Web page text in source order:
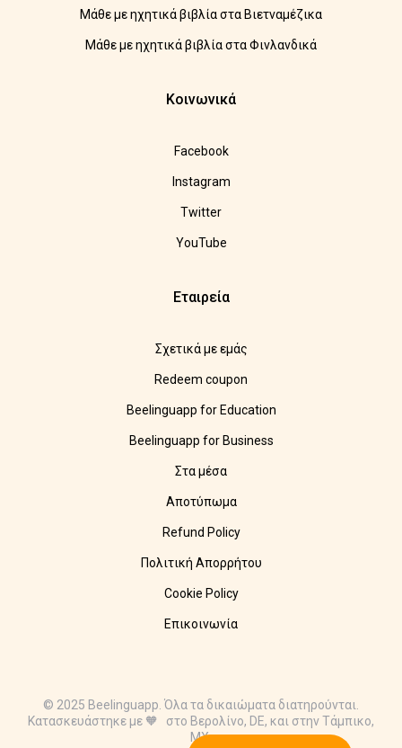
Μάθε με ηχητικά βιβλία στα Βιετναμέζικα
Μάθε με ηχητικά βιβλία στα Φινλανδικά
Κοινωνικά
Facebook
Instagram
Twitter
YouTube
Εταιρεία
Σχετικά με εμάς
Redeem coupon
Beelinguapp for Education
Beelinguapp for Business
Στα μέσα
Αποτύπωμα
Refund Policy
Πολιτική Απορρήτου
Cookie Policy
Επικοινωνία
© 2025 Beelinguapp. Όλα τα δικαιώματα διατηρούνται.
Κατασκευάστηκε με 🧡 στο Βερολίνο, DE, και στην Τάμπικο,
MX.